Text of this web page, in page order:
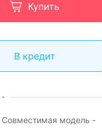
Купить
В кредит
Совместимая модель -